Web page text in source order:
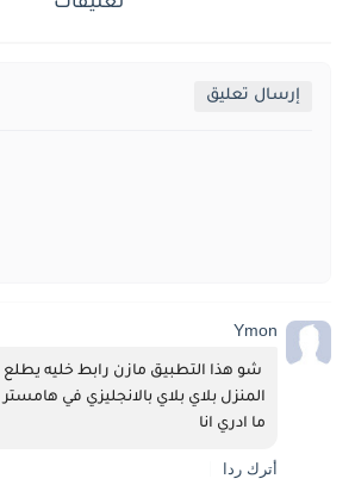
إرسال تعليق
Ymon
ما ادري انا
أترك ردا